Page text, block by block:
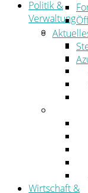
Politik &
Verwaltung
Politik
Wirtschaft &